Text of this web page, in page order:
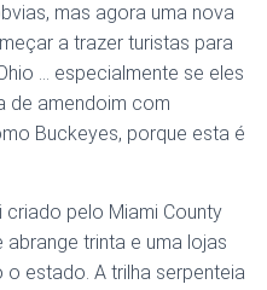
mas agora uma nova
a trazer turistas para
… especialmente se eles
de amendoim com
Buckeyes, porque esta é
criado pelo Miami County
abrange trinta e uma lojas
estado. A trilha serpenteia